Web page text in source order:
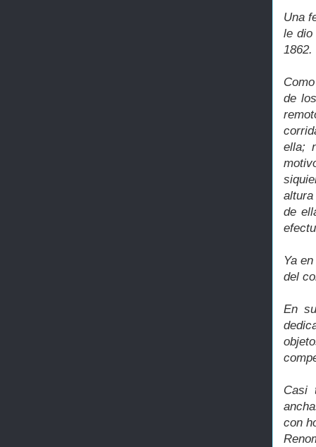
Una
le dio
1862.
de
ella;
de
Ya
del
En
Casi
con